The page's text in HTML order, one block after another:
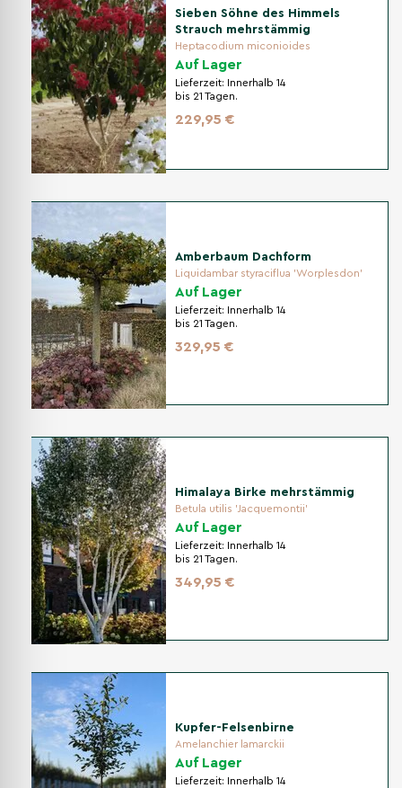
Sieben Söhne des Himmels
Strauch mehrstämmig
Heptacodium miconioides
Auf Lager
Lieferzeit:
Innerhalb 14
bis 21 Tagen.
229,95 €
Amberbaum Dachform
Liquidambar styraciflua 'Worplesdon'
Auf Lager
Lieferzeit:
Innerhalb 14
bis 21 Tagen.
329,95 €
Himalaya Birke mehrstämmig
Betula utilis 'Jacquemontii'
Auf Lager
Lieferzeit:
Innerhalb 14
bis 21 Tagen.
349,95 €
Kupfer-Felsenbirne
Amelanchier lamarckii
Auf Lager
Lieferzeit:
Innerhalb 14